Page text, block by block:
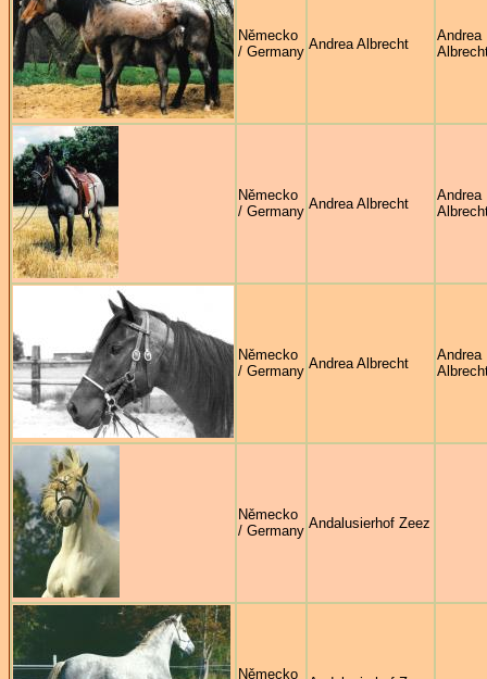
Německo
/ Germany Andrea Albrecht
Andrea
Německo
/ Germany Andrea Albrecht
Andrea
Německo
/ Germany Andrea Albrecht
Andrea
Německo
/ Germany Andalusierhof Zeez
Německo